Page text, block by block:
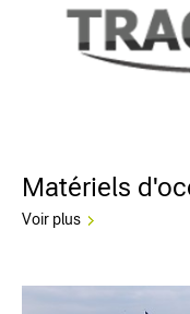
Matériels
Voir plus